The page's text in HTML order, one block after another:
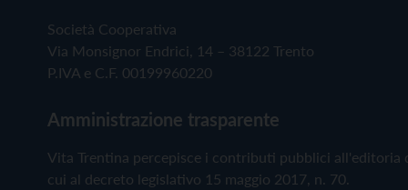
Società Cooperativa
Via Monsignor Endrici, 14 – 38122 Trento
P.IVA e C.F. 00199960220
Amministrazione trasparente
Vita Trentina percepisce i contributi pubblici all'editoria
cui al decreto legislativo 15 maggio 2017, n. 70.